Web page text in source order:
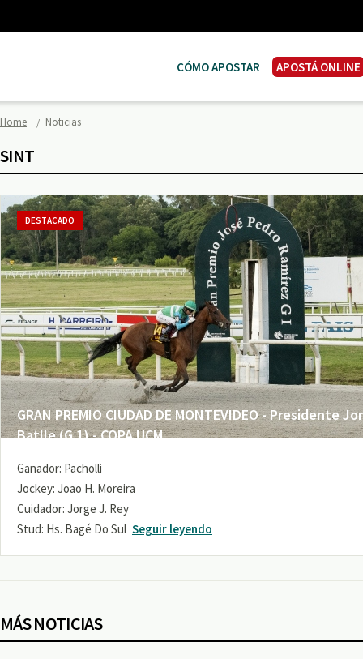
CÓMO APOSTAR APOSTÁ ONLINE
Home Noticias
SINT
GRAN PREMIO CIUDAD DE MONTEVIDEO - Presidente
Batlle (G 1) - COPA UCM
DESTACADO
Ganador: Pacholli
Jockey: Joao H. Moreira
Cuidador: Jorge J. Rey
Stud: Hs. Bagé Do Sul Seguir leyendo
MÁS NOTICIAS